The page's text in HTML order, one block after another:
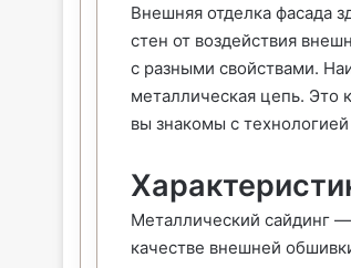
Внешняя отделка фасада
стен от воздействия
с разными свойствами.
металлическая цепь. Это
вы знакомы с
Металлический сайдинг
качестве внешней